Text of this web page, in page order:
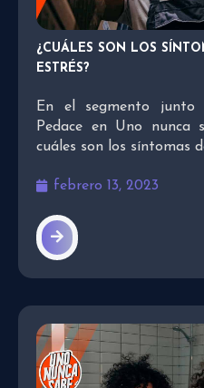
¿CUÁLES SON LOS
ESTRÉS?
En el segmento junto
Pedace en Uno nunca
cuáles son los síntomas
febrero 13, 2023